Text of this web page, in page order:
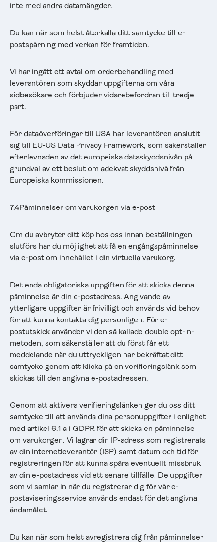
inte med andra datamängder.
Du kan när som helst återkalla ditt samtycke till e-
postspårning med verkan för framtiden.
Vi har ingått ett avtal om orderbehandling med
leverantören som skyddar uppgifterna om våra
sidbesökare och förbjuder vidarebefordran till tredje
part.
För dataöverföringar till USA har leverantören anslutit
sig till EU-US Data Privacy Framework, som säkerställer
efterlevnaden av det europeiska dataskyddsnivån på
grundval av ett beslut om adekvat skyddsnivå från
Europeiska kommissionen.
7.4Påminnelser om varukorgen via e-post
Om du avbryter ditt köp hos oss innan beställningen
slutförs har du möjlighet att få en engångspåminnelse
via e-post om innehållet i din virtuella varukorg.
Det enda obligatoriska uppgiften för att skicka denna
påminnelse är din e-postadress. Angivande av
ytterligare uppgifter är frivilligt och används vid behov
för att kunna kontakta dig personligen. För e-
postutskick använder vi den så kallade double opt-in-
metoden, som säkerställer att du först får ett
meddelande när du uttryckligen har bekräftat ditt
samtycke genom att klicka på en verifieringslänk som
skickas till den angivna e-postadressen.
Genom att aktivera verifieringslänken ger du oss ditt
samtycke till att använda dina personuppgifter i enlighet
med artikel 6.1 a i GDPR för att skicka en påminnelse
om varukorgen. Vi lagrar din IP-adress som registrerats
av din internetleverantör (ISP) samt datum och tid för
registreringen för att kunna spåra eventuellt missbruk
av din e-postadress vid ett senare tillfälle. De uppgifter
som vi samlar in när du registrerar dig för vår e-
postaviseringsservice används endast för det angivna
ändamålet.
Du kan när som helst avregistrera dig från påminnelser